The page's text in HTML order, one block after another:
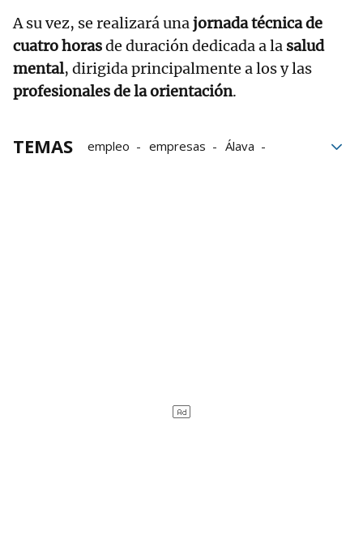
A su vez, se realizará unajornada técnica de
cuatro horasde duración dedicada a la salud
mental, dirigida principalmente a los y las
profesionales de la orientación.
TEMAS empleo empresas
Álava